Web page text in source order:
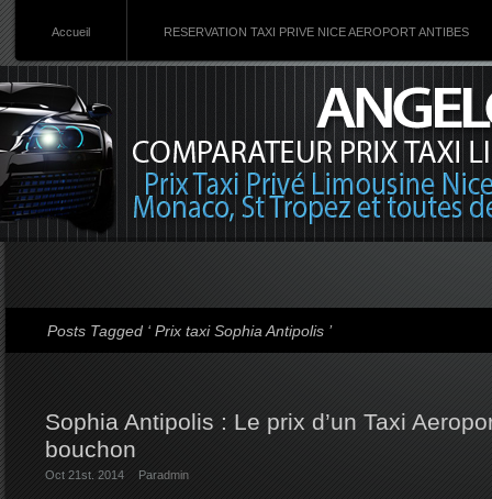
Accueil RESERVATION TAXI PRIVE NICE AEROPORT ANTIBES
Posts Tagged ‘ Prix taxi Sophia Antipolis ’
Sophia Antipolis : Le prix d’un Taxi
bouchon
Oct 21st. 2014 Paradmin